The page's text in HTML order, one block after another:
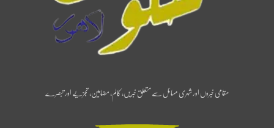
مقامی خبروں اور شہری مسائل سے متعلق خبریں، کالم، مضامین، تجزیے اور تبصرے